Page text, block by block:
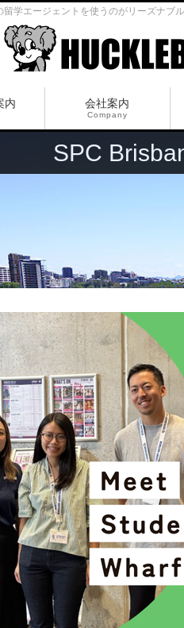
学エージェントを使うのがリーズナブ
内 会社案内
Company
SPC